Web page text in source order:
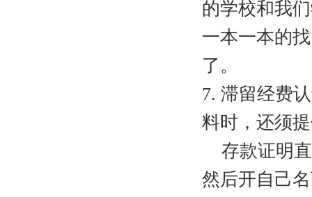
的学校和我
一本一本的
了。
7. 滞留经费
料时，还须
存款证明直
然后开自己